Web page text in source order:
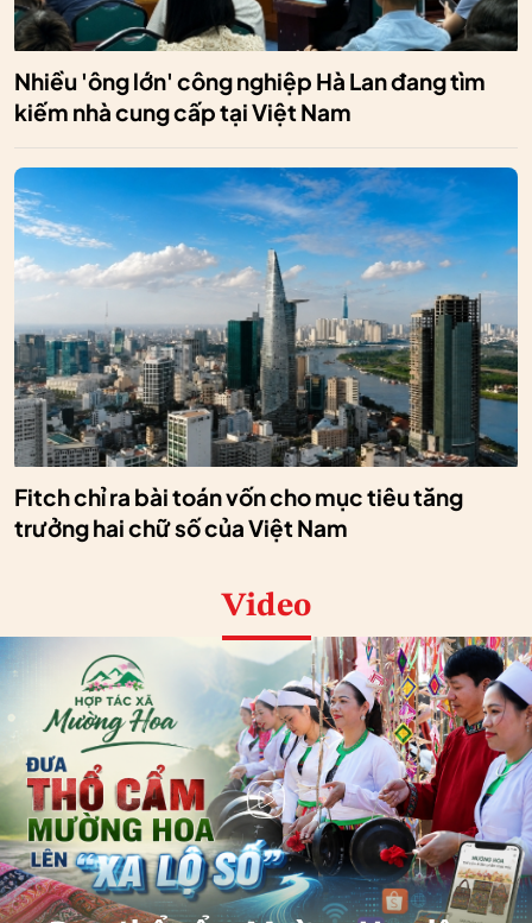
Nhiều 'ông lớn' công nghiệp Hà Lan đang tìm
kiếm nhà cung cấp tại Việt Nam
Fitch chỉ ra bài toán vốn cho mục tiêu tăng
trưởng hai chữ số của Việt Nam
Video